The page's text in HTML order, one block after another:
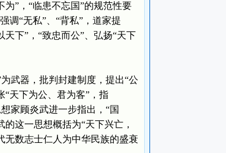
”，“临患不忘国”的规范性要
调“无私”、“背私”，道家提
下”，“致忠而公”、弘扬“天下
武器，批判封建制度，提出“公
“天下为公、君为客”，指
家顾炎武进一步指出，“国
这一思想概括为“天下兴亡，
无数志士仁人为中华民族的盛衰